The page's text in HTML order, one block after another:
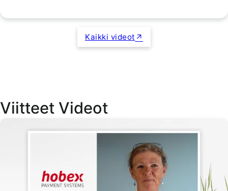
Kaikki videot
Viitteet Videot